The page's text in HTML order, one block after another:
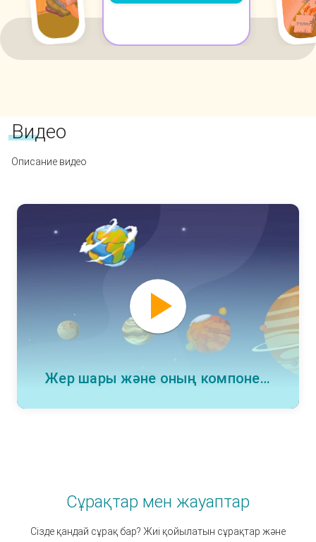
Видео
Описание видео
Жер шары және оның компоненттері
Сұрақтар мен жауаптар
Сізде қандай сұрақ бар? Жиі қойылатын сұрақтар және